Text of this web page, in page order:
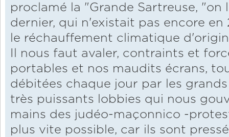
proclamé la "Grande Sartreuse,
dernier, qui n'existait pas encore
le réchauffement climatique
Il nous faut avaler, contraints et
portables et nos maudits écrans,
débitées chaque jour par les
très puissants lobbies qui nous
mains des judéo-maçonnico -
plus vite possible, car ils sont